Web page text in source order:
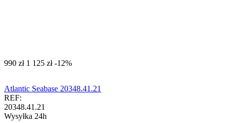
‍990‍ zł ‍1 125‍ zł -12%
Atlantic Seabase 20348.41.21
REF:
20348.41.21
Wysyłka 24h